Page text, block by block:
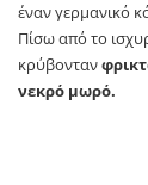
έναν γερμανικό
Πίσω από το
κρύβονταν
νεκρό μωρό.